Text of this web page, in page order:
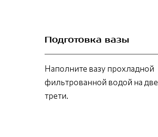
Подготовка вазы
Наполните вазу прохладной
фильтрованной водой на две
трети.